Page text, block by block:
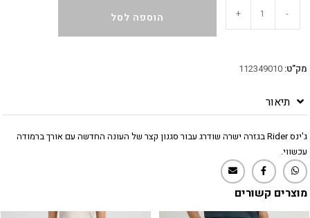
-
+ הוספה לסל
מק"ט:112349010
תיאור
ג'ינס Rider בגזרה ישרה שודרג עבור סגנון קצר של העונה החדשה עם אורך ברמודה
עכשווי.
מוצרים קשורים